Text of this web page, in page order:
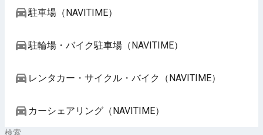
駐車場（NAVITIME）
駐輪場・バイク駐車場（NAVITIME）
レンタカー・サイクル・バイク（NAVITIME）
カーシェアリング（NAVITIME）
検索